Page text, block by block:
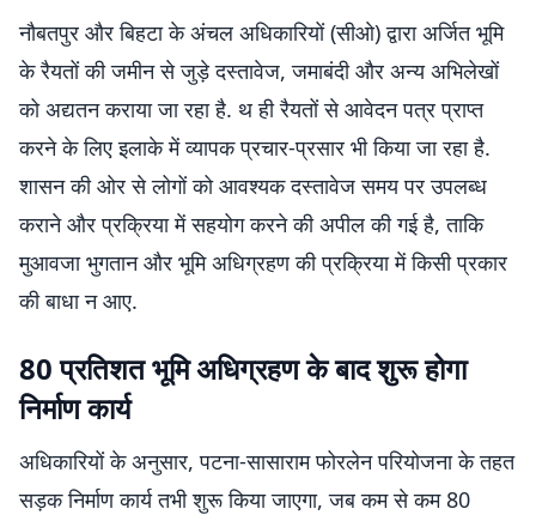
नौबतपुर और बिहटा के अंचल अधिकारियों (सीओ) द्वारा अर्जित भूमि
के रैयतों की जमीन से जुड़े दस्तावेज, जमाबंदी और अन्य अभिलेखों
को अद्यतन कराया जा रहा है. थ ही रैयतों से आवेदन पत्र प्राप्त
करने के लिए इलाके में व्यापक प्रचार-प्रसार भी किया जा रहा है.
शासन की ओर से लोगों को आवश्यक दस्तावेज समय पर उपलब्ध
कराने और प्रक्रिया में सहयोग करने की अपील की गई है, ताकि
मुआवजा भुगतान और भूमि अधिग्रहण की प्रक्रिया में किसी प्रकार
की बाधा न आए.
80 प्रतिशत भूमि अधिग्रहण के बाद शुरू होगा
निर्माण कार्य
अधिकारियों के अनुसार, पटना-सासाराम फोरलेन परियोजना के तहत
सड़क निर्माण कार्य तभी शुरू किया जाएगा, जब कम से कम 80